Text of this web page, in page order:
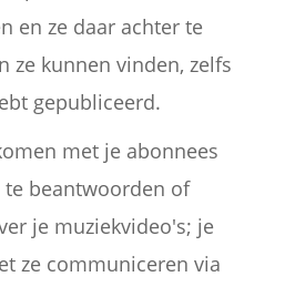
en ze daar achter te
ze kunnen vinden, zelfs
gepubliceerd.
met je abonnees
beantwoorden of
je muziekvideo's; je
ze communiceren via